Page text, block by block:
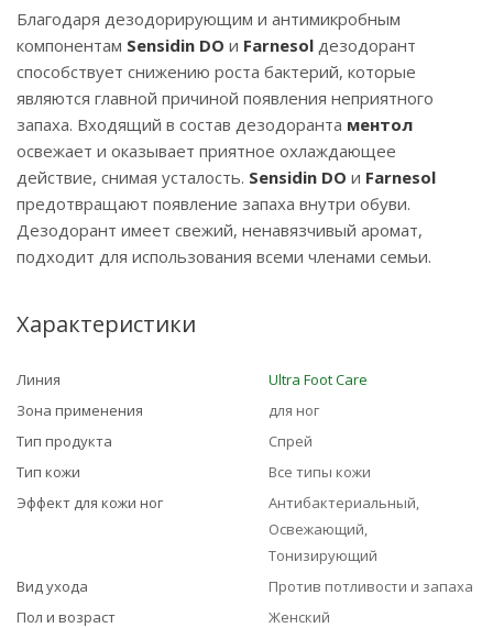
Благодаря дезодорирующим и антимикробным
компонентам Sensidin DO и Farnesol дезодорант
способствует снижению роста бактерий, которые
являются главной причиной появления неприятного
запаха. Входящий в состав дезодоранта ментол
освежает и оказывает приятное охлаждающее
действие, снимая усталость. Sensidin DO и Farnesol
предотвращают появление запаха внутри обуви.
Дезодорант имеет свежий, ненавязчивый аромат,
подходит для использования всеми членами семьи.
Характеристики
Линия
Ultra Foot Care
Зона применения
для ног
Тип продукта
Спрей
Тип кожи
Все типы кожи
Эффект для кожи ног
Антибактериальный,
Освежающий,
Тонизирующий
Вид ухода
Против потливости и запаха
Пол и возраст
Женский